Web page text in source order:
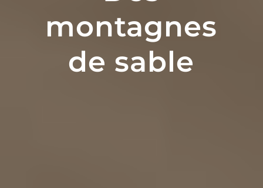
montagnes
de sable